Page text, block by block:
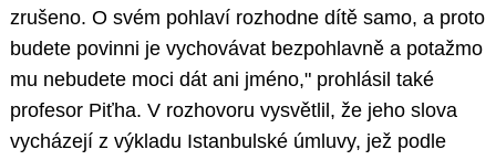
zrušeno. O svém pohlaví rozhodne dítě samo, a proto
budete povinni je vychovávat bezpohlavně a potažmo
mu nebudete moci dát ani jméno," prohlásil také
profesor Piťha. V rozhovoru vysvětlil, že jeho slova
vycházejí z výkladu Istanbulské úmluvy, jež podle